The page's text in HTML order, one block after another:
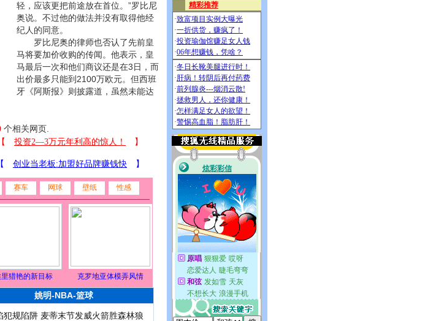
轻，应该更把前途放在首位。”罗比尼
奥说。不过他的做法并没有取得他经
纪人的同意。
罗比尼奥的律师也否认了先前皇
马将要加价收购的传闻。他表示，皇
马最后一次和他们商议还是在3日，而
出价最多只能到2100万欧元。但西班
牙《阿斯报》则披露道，虽然未能达
个相关网页.
赛车 网球 壁纸 性感
猎艳的新目标 克罗地亚体模弄风情
姚明-NBA-篮球
犯规陷阱 麦蒂末节发威火箭胜森林狼